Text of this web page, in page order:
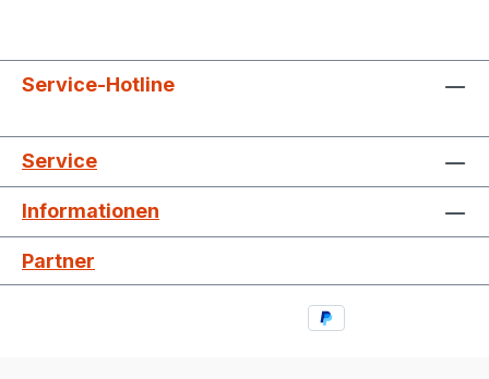
Service-Hotline
Service
Informationen
Partner